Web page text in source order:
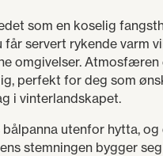
som en koselig
får servert rykende varm
omgivelser. Atmosfæren
perfekt for deg som
i vinterlandskapet.
bålpanna utenfor hytta,
stemningen bygger